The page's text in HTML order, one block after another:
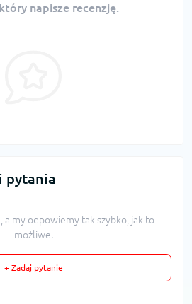
napisze recenzję.
pytania
a my odpowiemy tak szybko, jak to
możliwe.
+ Zadaj pytanie